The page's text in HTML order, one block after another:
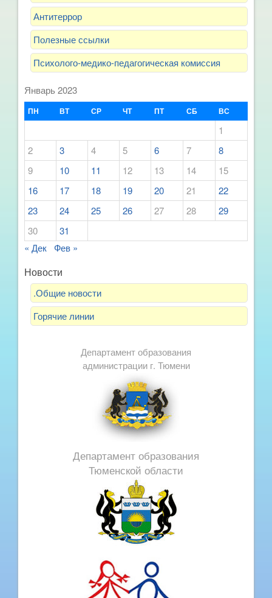
Антитеррор
Полезные ссылки
Психолого-медико-педагогическая комиссия
Январь 2023
ПН ВТ СР ЧТ ПТ СБ ВС
1
2
3 4 5 6 7
8
9
10 11 12 13 14
15
16
17 18 19 20 21
22
23
24 25 26 27 28
29
30
31
« Дек Фев »
Новости
.Общие новости
Горячие линии
Департамент образования
администрации г. Тюмени
Департамент образования
Тюменской области